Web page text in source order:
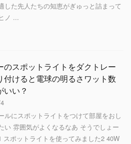
した先人たちの知恵がぎゅっと詰まって
ノ ...
のスポットライトをダクトレー
付けると電球の明るさワット数
いい？
ルにスポットライトをつけて部屋をおし
い 雰囲気がよくなるなあ そうでしょー
スポットライトを使ってみました2 40W